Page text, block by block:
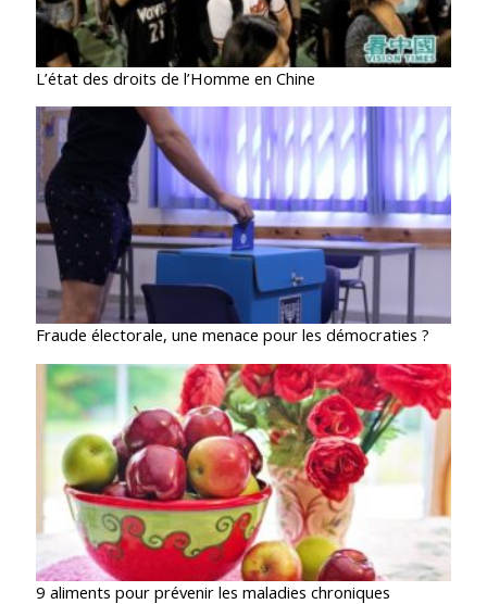
L’état des droits de l’Homme en Chine
Fraude électorale, une menace pour les démocraties ?
9 aliments pour prévenir les maladies chroniques